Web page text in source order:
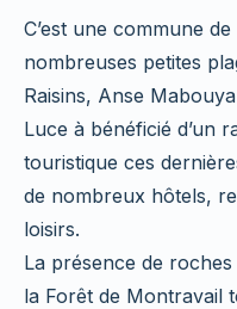
C’est une commune
nombreuses petites
Raisins, Anse
Luce à bénéficié d’un
touristique ces
de nombreux hôtels,
loisirs.
La présence de
la Forêt de Montravail